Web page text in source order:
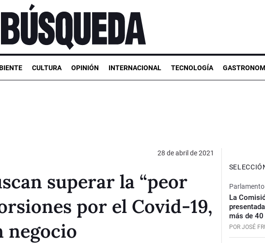
CULTURA OPINIÓN INTERNACIONAL TECNOLOGÍA
28 de abril de 2021
superar la “peor
por el Covid-19,
negocio
Parlamento
La
más de
POR JOSÉ